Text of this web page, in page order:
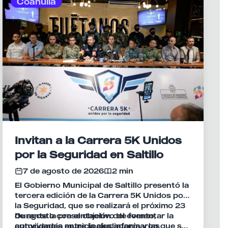
Invitan a la Carrera 5K Unidos
por la Seguridad en Saltillo
7 de agosto de 2026
2 min
El Gobierno Municipal de Saltillo presentó la
tercera edición de la Carrera 5K Unidos por
la Seguridad, que se realizará el próximo 23
de agosto con el objetivo de fomentar la
convivencia entre la ciudadanía y las
Durante la presentación del evento,
autoridades municipales informaron que se